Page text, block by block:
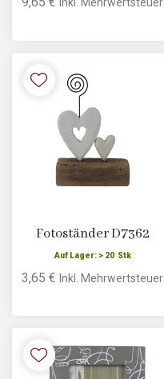
Inkl. Mehrwertsteuer
Fotoständer D7362
Auf Lager: > 20 Stk
3,65 €Inkl. Mehrwertsteuer